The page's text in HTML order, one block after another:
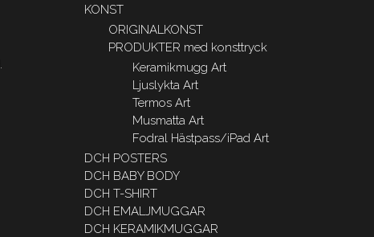
KONST
ORIGINALKONST
PRODUKTER med konsttryck
Keramikmugg Art
Ljuslykta Art
Termos Art
Musmatta Art
Fodral Hästpass/iPad Art
DCH POSTERS
DCH BABY BODY
DCH T-SHIRT
DCH EMALJMUGGAR
DCH KERAMIKMUGGAR